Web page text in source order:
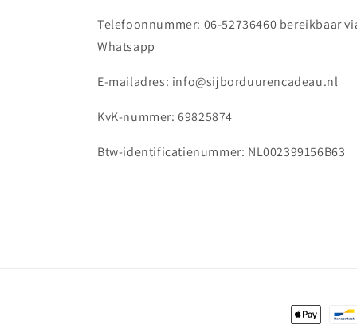
Telefoonnummer: 06-52736460 bereikbaar
Whatsapp
E-mailadres: info@sijborduurencadeau.nl
KvK-nummer: 69825874
Btw-identificatienummer: NL002399156B63